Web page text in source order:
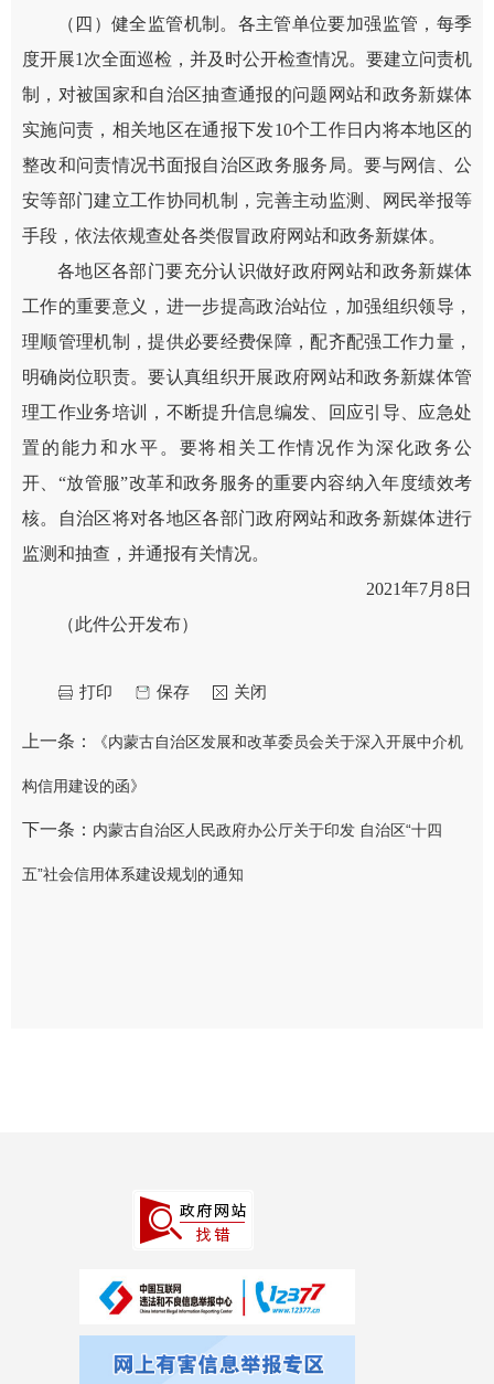
（四）健全监管机制。各主管单位要加强监管，每季
度开展1次全面巡检，并及时公开检查情况。要建立问责机
制，对被国家和自治区抽查通报的问题网站和政务新媒体
实施问责，相关地区在通报下发10个工作日内将本地区的
整改和问责情况书面报自治区政务服务局。要与网信、公
安等部门建立工作协同机制，完善主动监测、网民举报等
手段，依法依规查处各类假冒政府网站和政务新媒体。
各地区各部门要充分认识做好政府网站和政务新媒体
工作的重要意义，进一步提高政治站位，加强组织领导，
理顺管理机制，提供必要经费保障，配齐配强工作力量，
明确岗位职责。要认真组织开展政府网站和政务新媒体管
理工作业务培训，不断提升信息编发、回应引导、应急处
置的能力和水平。要将相关工作情况作为深化政务公
开、“放管服”改革和政务服务的重要内容纳入年度绩效考
核。自治区将对各地区各部门政府网站和政务新媒体进行
监测和抽查，并通报有关情况。
2021年7月8日
（此件公开发布）
关闭
保存
打印
上一条： 《内蒙古自治区发展和改革委员会关于深入开展中介机
构信用建设的函》
下一条： 内蒙古自治区人民政府办公厅关于印发 自治区“十四
五”社会信用体系建设规划的通知